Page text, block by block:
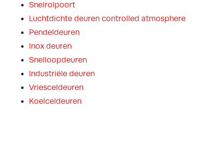
Snelrolpoort
Luchtdichte deuren controlled atmosphere
Pendeldeuren
Inox deuren
Snelloopdeuren
Industriële deuren
Vriesceldeuren
Koelceldeuren